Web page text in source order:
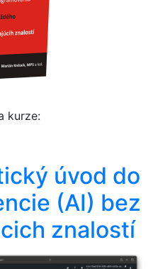
kurze:
úvod do
(AI) bez
znalostí